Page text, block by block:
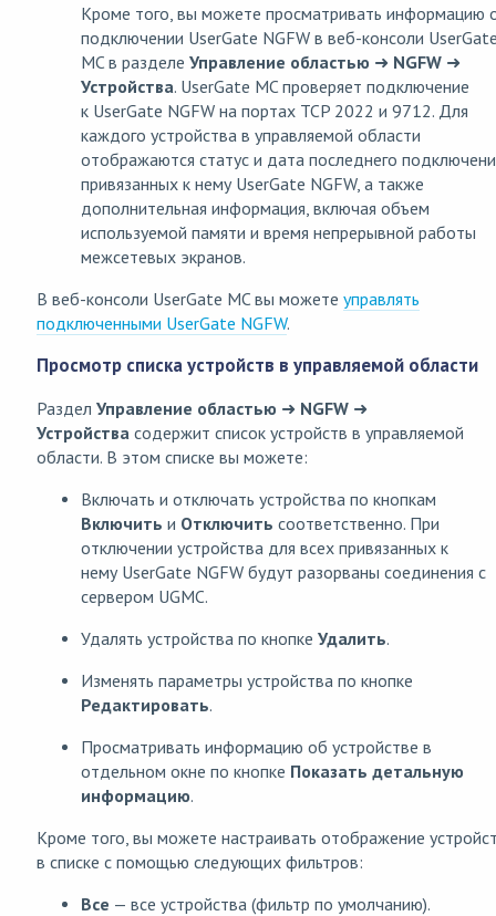
Кроме того, вы можете просматривать информацию
подключении UserGate NGFW в веб-консоли
MC в разделе Управление областью ➜ NGFW ➜
Устройства. UserGate MC проверяет подключение
к UserGate NGFW на портах TCP 2022 и 9712. Для
каждого устройства в управляемой области
отображаются статус и дата последнего
привязанных к нему UserGate NGFW, а также
дополнительная информация, включая объем
используемой памяти и время непрерывной работы
межсетевых экранов.
В веб-консоли UserGate MC вы можете управлять
подключенными UserGate NGFW.
Просмотр списка устройств в управляемой области
Раздел Управление областью ➜ NGFW ➜
Устройства содержит список устройств в управляемой
области. В этом списке вы можете:
Включать и отключать устройства по кнопкам
Включить и Отключить соответственно. При
отключении устройства для всех привязанных к
нему UserGate NGFW будут разорваны соединения с
сервером UGMC.
Удалять устройства по кнопке Удалить.
Изменять параметры устройства по кнопке
Редактировать.
Просматривать информацию об устройстве в
отдельном окне по кнопке Показать детальную
информацию.
Кроме того, вы можете настраивать отображение
в списке с помощью следующих фильтров:
Все — все устройства (фильтр по умолчанию).